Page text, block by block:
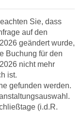
Sie, dass
auf den
geändert wurde,
Buchung für den
nicht mehr
ist.
gefunden werden.
(i.d.R.